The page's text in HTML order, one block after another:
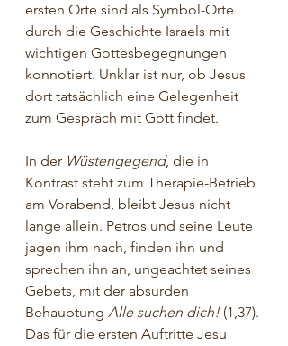
ersten Orte sind als Symbol-Orte
durch die Geschichte Israels mit
wichtigen Gottesbegegnungen
konnotiert. Unklar ist nur, ob Jesus
dort tatsächlich eine Gelegenheit
zum Gespräch mit Gott findet.
In der Wüstengegend, die in
Kontrast steht zum Therapie-Betrieb
am Vorabend, bleibt Jesus nicht
lange allein. Petros und seine Leute
jagen ihm nach, finden ihn und
sprechen ihn an, ungeachtet seines
Gebets, mit der absurden
Behauptung Alle suchen dich! (1,37).
Das für die ersten Auftritte Jesu